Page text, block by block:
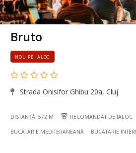
Bruto
NOU PE IALOC
Strada Onisifor Ghibu 20a, Cluj
DISTANȚĂ: 572 M RECOMANDAT DE IALOC
BUCÃTÃRIE MEDITERANEANĂ BUCÃTÃRIE